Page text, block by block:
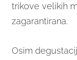
trikove velikih
zagarantirana.
Osim